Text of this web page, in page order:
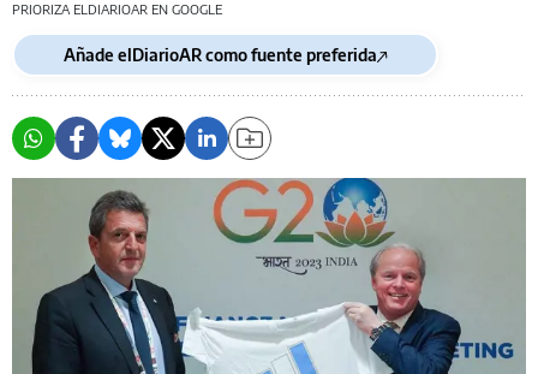
PRIORIZA ELDIARIOAR EN GOOGLE
Añade elDiarioAR como fuente preferida